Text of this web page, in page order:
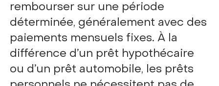
rembourser sur une période
déterminée, généralement avec des
paiements mensuels fixes. À la
différence d’un prêt hypothécaire
ou d’un prêt automobile, les prêts